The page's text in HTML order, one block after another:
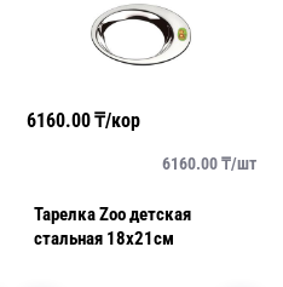
6160.00₸/кор
6160.00₸/шт
Тарелка Zoo детская
стальная 18х21см